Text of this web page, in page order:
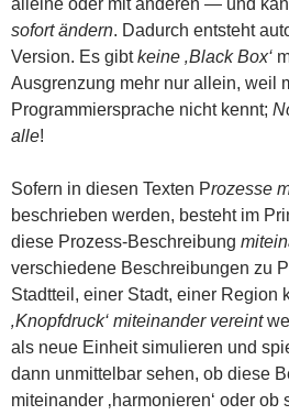
sofort ändern. Dadurch entsteht
Version. Es gibtkeine ‚Black Box‘
Ausgrenzung mehr nur allein, weil
Programmiersprache nicht kennt;
alle!
Sofern in diesen Texten Prozesse
beschrieben werden, besteht im
diese Prozess-Beschreibung
verschiedene Beschreibungen zu
Stadtteil, einer Stadt, einer Region
‚Knopfdruck‘ miteinander vereint
als neue Einheit simulieren und
dann unmittelbar sehen, ob diese
miteinander ‚harmonieren‘ oder ob